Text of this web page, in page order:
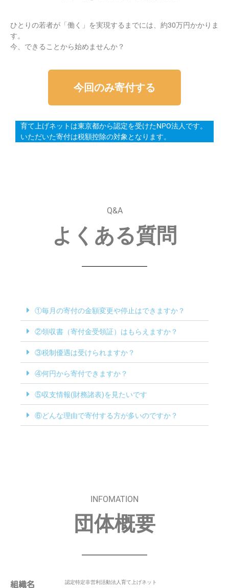
ひとりの若者が「働く」を実現するまでには、約30万円かかりま
す。
今、できることから始めませんか？
今回のみ寄付する
育て上げネットは東京都から認定を受けたNPO法人です。
いただいた寄付は税額控除の対象となります。
Q&A
よくある質問
①毎月の寄付の金額変更や停止はできますか？
②領収書（寄付金受領証）はもらえますか？
③税制優遇は受けられますか？
④何円から寄付できますか？
⑤収支情報(財務諸表)を見たいです
⑥どんな理由で寄付する方が多いのですか？
INFOMATION
団体概要
組織名 認定特定非営利活動法人育て上げネット